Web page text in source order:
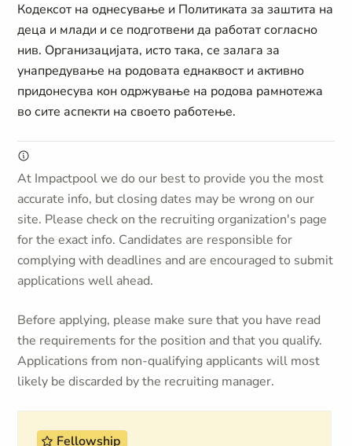
Кодексот на однесување и Политиката за заштита на
деца и млади и се подготвени да работат согласно
нив. Организацијата, исто така, се залага за
унапредување на родовата еднаквост и активно
придонесува кон одржување на родова рамнотежа
во сите аспекти на своето работење.
At Impactpool we do our best to provide you the most
accurate info, but closing dates may be wrong on our
site. Please check on the recruiting organization's page
for the exact info. Candidates are responsible for
complying with deadlines and are encouraged to submit
applications well ahead.
Before applying, please make sure that you have read
the requirements for the position and that you qualify.
Applications from non-qualifying applicants will most
likely be discarded by the recruiting manager.
Fellowship